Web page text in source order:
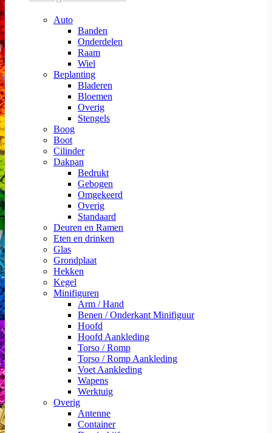
Auto
Banden
Onderdelen
Raam
Wiel
Beplanting
Bladeren
Bloemen
Overig
Stengels
Boog
Boot
Cilinder
Dakpan
Bedrukt
Gebogen
Omgekeerd
Overig
Standaard
Deuren en Ramen
Eten en drinken
Glas
Grondplaat
Hekken
Kegel
Minifiguren
Arm / Hand
Benen / Onderkant Minifiguur
Hoofd
Hoofd Aankleding
Torso / Romp
Torso / Romp Aankleding
Voet Aankleding
Wapens
Werktuig
Overig
Antenne
Container